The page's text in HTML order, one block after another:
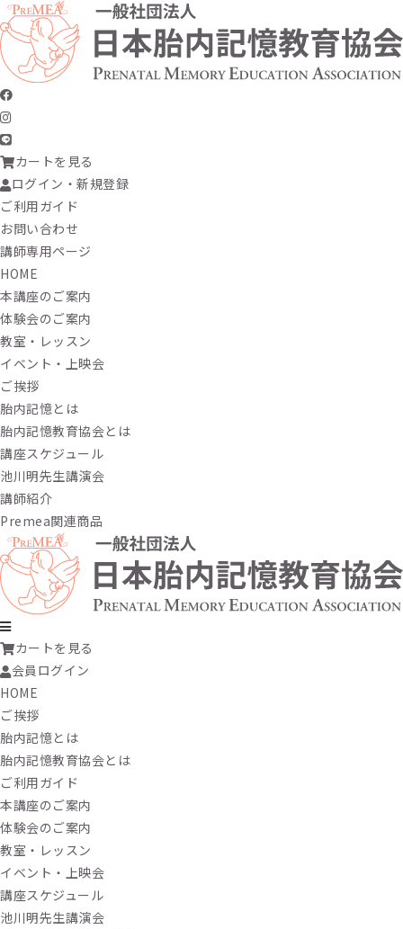
カートを見る
ログイン・新規登録
ご利用ガイド
お問い合わせ
講師専用ページ
HOME
本講座のご案内
体験会のご案内
教室・レッスン
イベント・上映会
ご挨拶
胎内記憶とは
胎内記憶教育協会とは
講座スケジュール
池川明先生講演会
講師紹介
Premea関連商品
カートを見る
会員ログイン
HOME
ご挨拶
胎内記憶とは
胎内記憶教育協会とは
ご利用ガイド
本講座のご案内
体験会のご案内
教室・レッスン
イベント・上映会
講座スケジュール
池川明先生講演会